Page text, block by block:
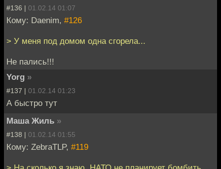
#136 | 01.02.14 01:07
Кому: Daenim, #126
> У меня под домом одна сгорела...
Не пались!!!
Yorg »
#137 | 01.02.14 01:23
А быстро тут
Маша Жиль »
#138 | 01.02.14 01:55
Кому: ZebraTLP, #119